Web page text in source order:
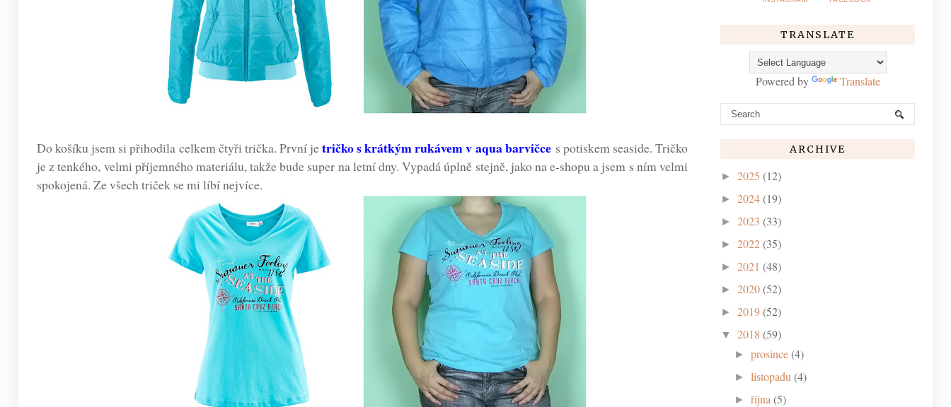
Do košíku jsem si přihodila celkem čtyři trička. První jetričko s krátkým rukávem v aqua barvičces potiskem seaside. Tričko
je z tenkého, velmi příjemného materiálu, takže bude super na letní dny. Vypadá úplně stejně, jako na e-shopu a jsem s ním velmi
spokojená. Ze všech triček se mi líbí nejvíce.
TRANSLATE
Powered by Translate
ARCHIVE
► 2025 (12)
► 2024(19)
► 2023 (33)
► 2022(35)
► 2021 (48)
► 2020(52)
► 2019(52)
▼ 2018 (59)
►prosince(4)
►listopadu (4)
►října (5)